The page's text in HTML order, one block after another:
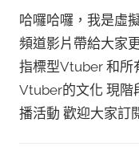
哈囉哈囉，我是虛
頻道影片帶給大家
指標型Vtuber 和所
Vtuber的文化 現階
播活動 歡迎大家訂